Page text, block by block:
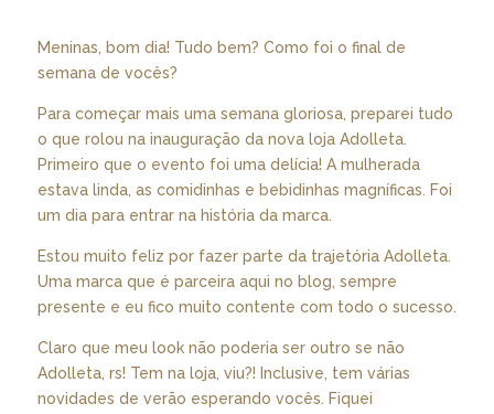
Meninas, bom dia! Tudo bem? Como foi o final de
semana de vocês?
Para começar mais uma semana gloriosa, preparei tudo
o que rolou na inauguração da nova loja Adolleta.
Primeiro que o evento foi uma delícia! A mulherada
estava linda, as comidinhas e bebidinhas magníficas. Foi
um dia para entrar na história da marca.
Estou muito feliz por fazer parte da trajetória Adolleta.
Uma marca que é parceira aqui no blog, sempre
presente e eu fico muito contente com todo o sucesso.
Claro que meu look não poderia ser outro se não
Adolleta, rs! Tem na loja, viu?! Inclusive, tem várias
novidades de verão esperando vocês. Fiquei